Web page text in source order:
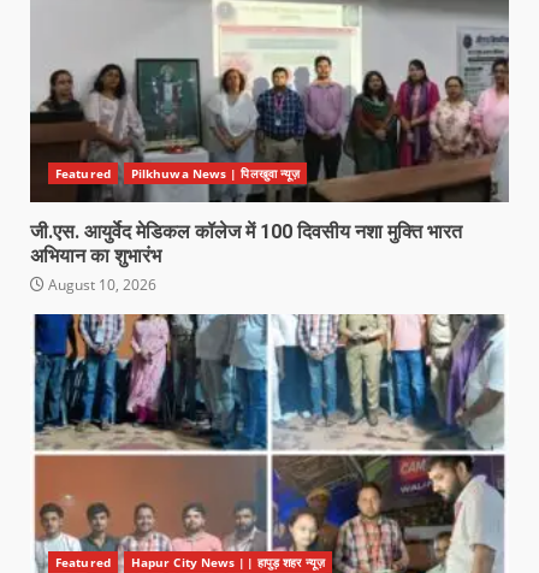
Featured Pilkhuwa News | पिलखुवा न्यूज़
जी.एस. आयुर्वेद मेडिकल कॉलेज में 100 दिवसीय नशा मुक्ति भारत
अभियान का शुभारंभ
August 10, 2026
Featured Hapur City News || हापुड़ शहर न्यूज़